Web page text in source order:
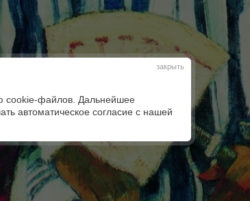
закрыть
cookie-файлов. Дальнейшее
автоматическое согласие с нашей